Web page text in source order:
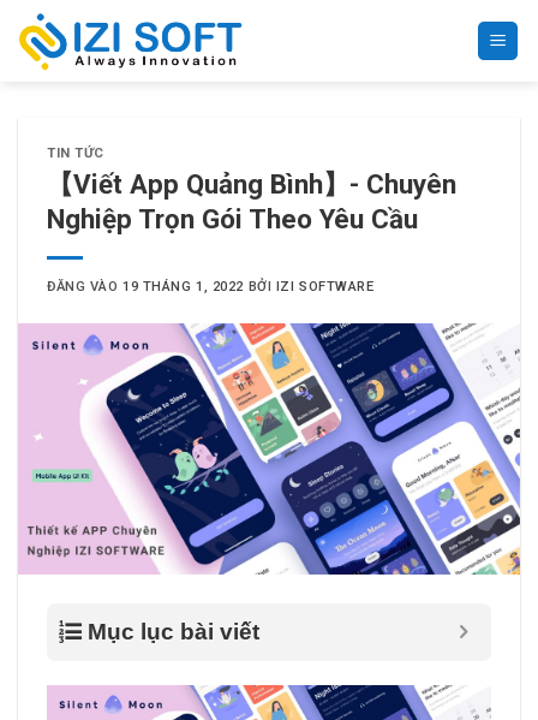
qua
TIN TỨC
【Viết App Quảng Bình】- Chuyên
Nghiệp Trọn Gói Theo Yêu Cầu
ĐĂNG VÀO19 THÁNG 1, 2022 BỞI IZI SOFTWARE
Mục lục bài viết